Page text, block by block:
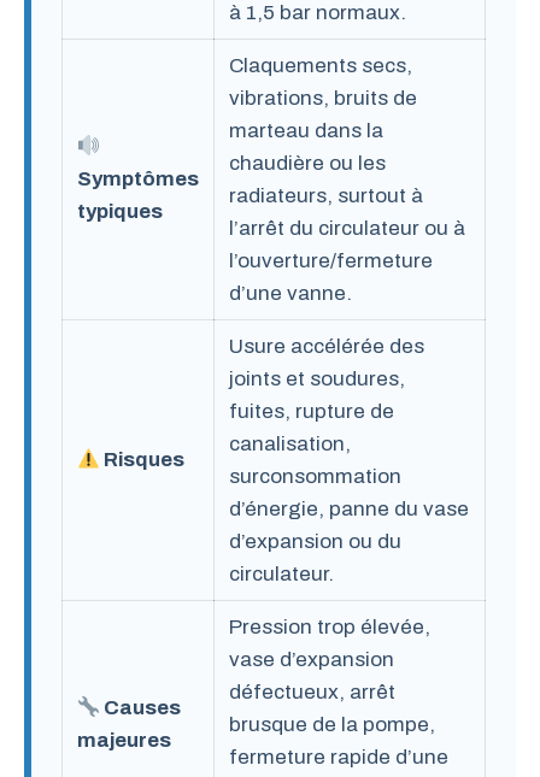
à 1,5 bar normaux.
Symptômes
typiques
Claquements secs,
vibrations, bruits de
marteau dans la
chaudière ou les
radiateurs, surtout à
l’arrêt du circulateur ou à
l’ouverture/fermeture
d’une vanne.
Risques
Usure accélérée des
joints et soudures,
fuites, rupture de
canalisation,
surconsommation
d’énergie, panne du vase
d’expansion ou du
circulateur.
Causes
majeures
Pression trop élevée,
vase d’expansion
défectueux, arrêt
brusque de la pompe,
fermeture rapide d’une